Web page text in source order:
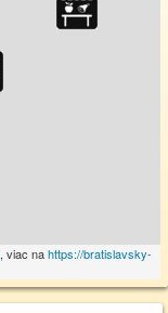
, viac nahttps://bratislavsky-